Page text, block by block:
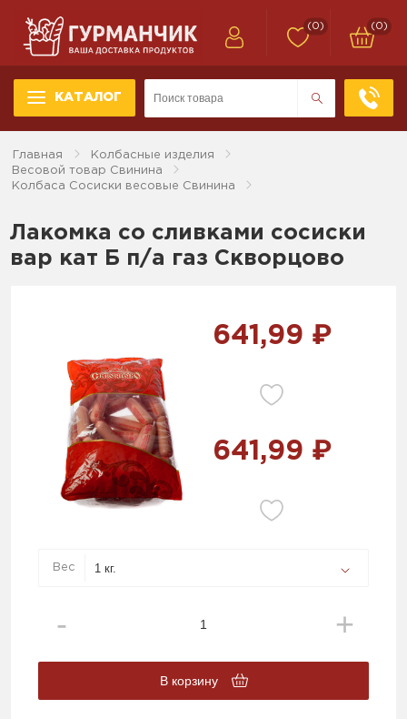
КАТАЛОГ
(0) (0)
Главная
Колбасные изделия
Весовой товар Свинина
Колбаса Сосиски весовые Свинина
Лакомка со сливками сосиски
вар кат Б п/а газ Скворцово
641,99 ₽
641,99 ₽
Вес
В корзину